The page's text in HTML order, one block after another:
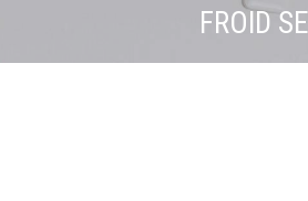
FROID